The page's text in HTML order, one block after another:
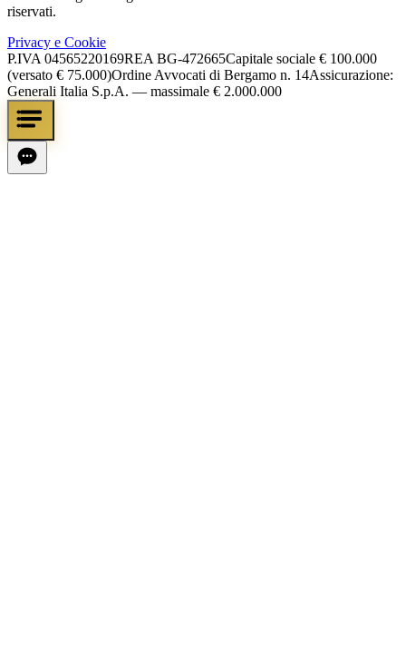
riservati.
Privacy e Cookie
P.IVA 04565220169REA BG-472665Capitale sociale € 100.000
(versato € 75.000)Ordine Avvocati di Bergamo n. 14Assicurazione:
Generali Italia S.p.A. — massimale € 2.000.000